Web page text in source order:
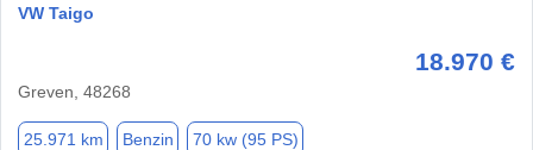
VW Taigo
18.970 €
Greven, 48268
25.971 km Benzin 70 kw (95 PS)